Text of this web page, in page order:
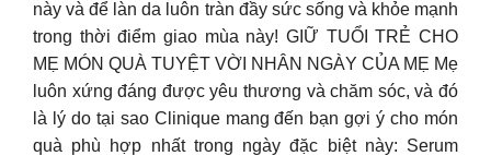
này và để làn da luôn tràn đầy sức sống và khỏe mạnh
trong thời điểm giao mùa này! GIỮ TUỔI TRẺ CHO
MẸ MÓN QUÀ TUYỆT VỜI NHÂN NGÀY CỦA MẸ Mẹ
luôn xứng đáng được yêu thương và chăm sóc, và đó
là lý do tại sao Clinique mang đến bạn gợi ý cho món
quà phù hợp nhất trong ngày đặc biệt này: Serum